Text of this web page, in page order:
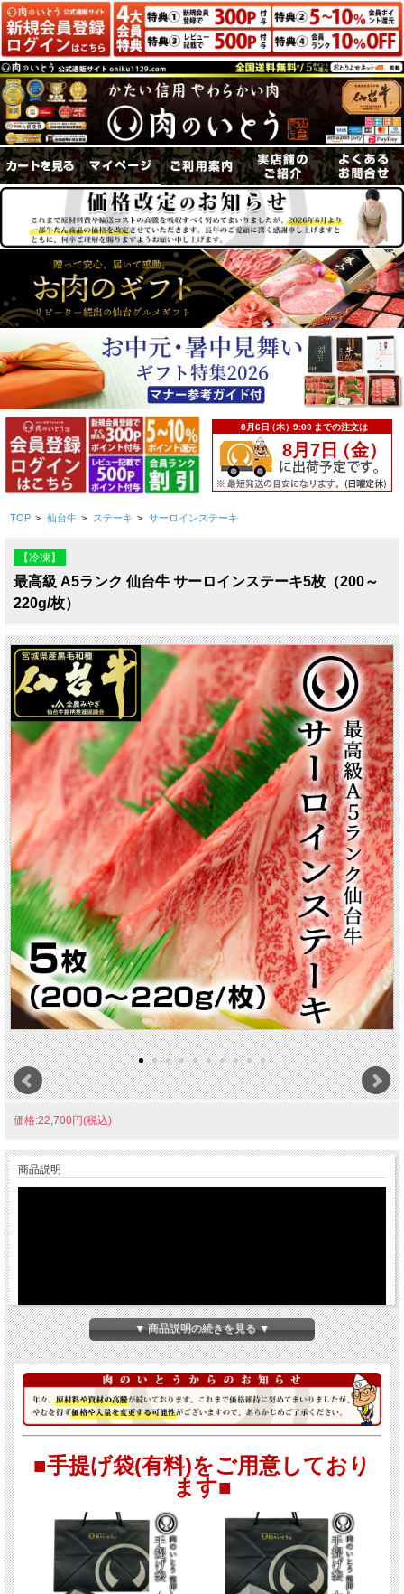
TOP > 仙台牛 > ステーキ > サーロインステーキ
【冷凍】
最高級 A5ランク 仙台牛 サーロインステーキ5枚（200～
220g/枚）
価格:22,700円(税込)
商品説明
▼ 商品説明の続きを見る ▼
■手提げ袋(有料)をご用意しており
ます■